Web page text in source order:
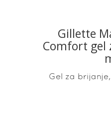
READ
Gillette
Comfort gel
Gel za brijanje,